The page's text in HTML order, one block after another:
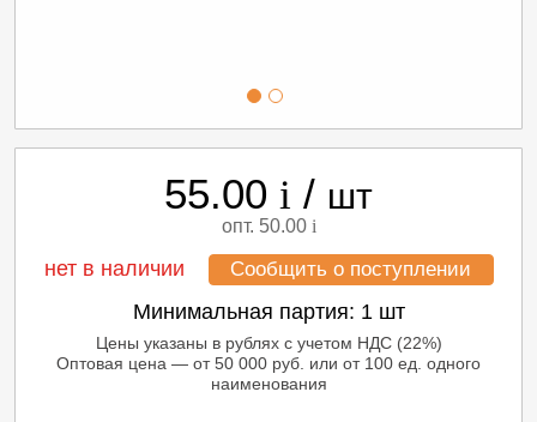
55.00 i / шт
опт. 50.00 i
нет в наличии Сообщить о поступлении
Минимальная партия: 1 шт
Цены указаны в рублях с учетом НДС (22%)
Оптовая цена — от 50 000 руб. или от 100 ед. одного
наименования